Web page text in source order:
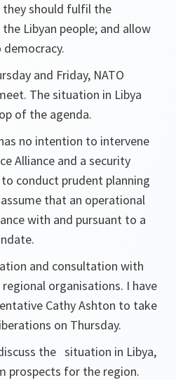
should fulfil the
Libyan people; and allow
and Friday, NATO
The situation in Libya
of the agenda.
no intention to intervene
Alliance and a security
conduct prudent planning
that an operational
with and pursuant to a
and consultation with
organisations. I have
Cathy Ashton to take
on Thursday.
the situation in Libya,
prospects for the region.